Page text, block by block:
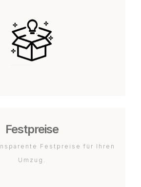
Festpreise
Festpreise für Ihren
Umzug.